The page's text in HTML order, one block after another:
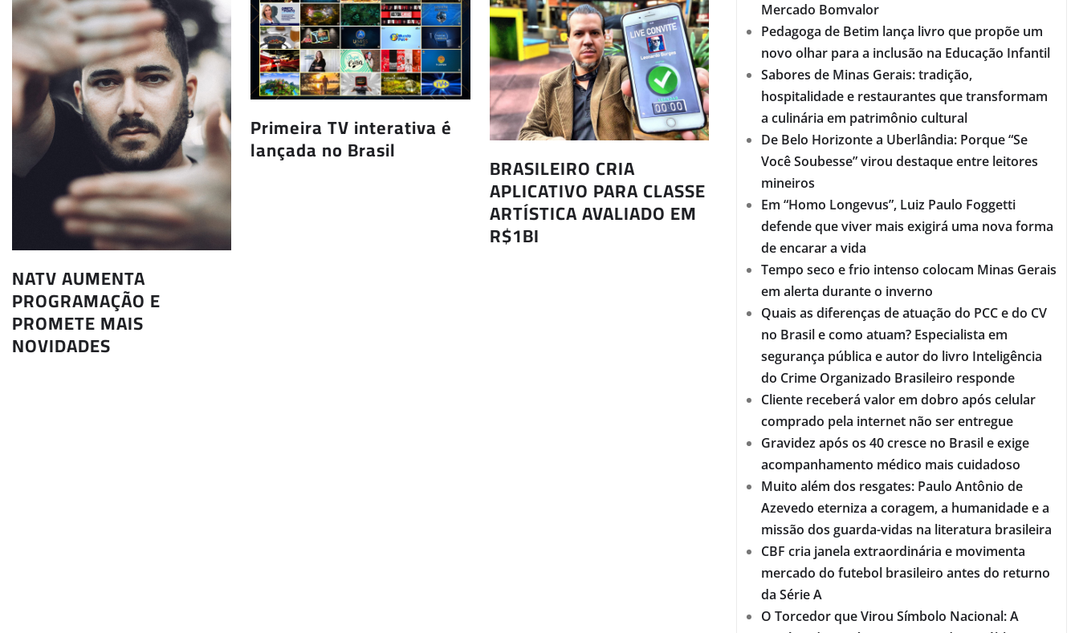
NATV AUMENTA
PROGRAMAÇÃO E
PROMETE MAIS
NOVIDADES
Primeira TV interativa é
lançada no Brasil
BRASILEIRO CRIA
APLICATIVO PARA CLASSE
ARTÍSTICA AVALIADO EM
R$1BI
Mercado Bomvalor
Pedagoga de Betim lança livro que propõe um
novo olhar para a inclusão na Educação Infantil
Sabores de Minas Gerais: tradição,
hospitalidade e restaurantes que transformam
a culinária em patrimônio cultural
De Belo Horizonte a Uberlândia: Porque “Se
Você Soubesse” virou destaque entre leitores
mineiros
Em “Homo Longevus”, Luiz Paulo Foggetti
defende que viver mais exigirá uma nova forma
de encarar a vida
Tempo seco e frio intenso colocam Minas Gerais
em alerta durante o inverno
Quais as diferenças de atuação do PCC e do CV
no Brasil e como atuam? Especialista em
segurança pública e autor do livro Inteligência
do Crime Organizado Brasileiro responde
Cliente receberá valor em dobro após celular
comprado pela internet não ser entregue
Gravidez após os 40 cresce no Brasil e exige
acompanhamento médico mais cuidadoso
Muito além dos resgates: Paulo Antônio de
Azevedo eterniza a coragem, a humanidade e a
missão dos guarda-vidas na literatura brasileira
CBF cria janela extraordinária e movimenta
mercado do futebol brasileiro antes do returno
da Série A
O Torcedor que Virou Símbolo Nacional: A